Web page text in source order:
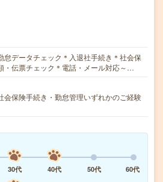
怠データチェック＊入退社手続き＊社会保
・伝票チェック＊電話・メール対応～…
会保険手続き・勤怠管理いずれかのご経験
30代 40代 50代
60代